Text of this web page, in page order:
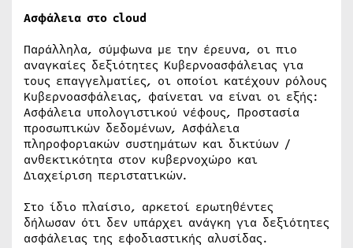
Ασφάλεια στο cloud
Παράλληλα, σύμφωνα με την έρευνα, οι πιο
αναγκαίες δεξιότητες Κυβερνοασφάλειας για
τους επαγγελματίες, οι οποίοι κατέχουν ρόλους
Κυβερνοασφάλειας, φαίνεται να είναι οι εξής:
Ασφάλεια υπολογιστικού νέφους, Προστασία
προσωπικών δεδομένων, Ασφάλεια
πληροφοριακών συστημάτων και δικτύων /
ανθεκτικότητα στον κυβερνοχώρο και
Διαχείριση περιστατικών.
Στο ίδιο πλαίσιο, αρκετοί ερωτηθέντες
δήλωσαν ότι δεν υπάρχει ανάγκη για δεξιότητες
ασφάλειας της εφοδιαστικής αλυσίδας.